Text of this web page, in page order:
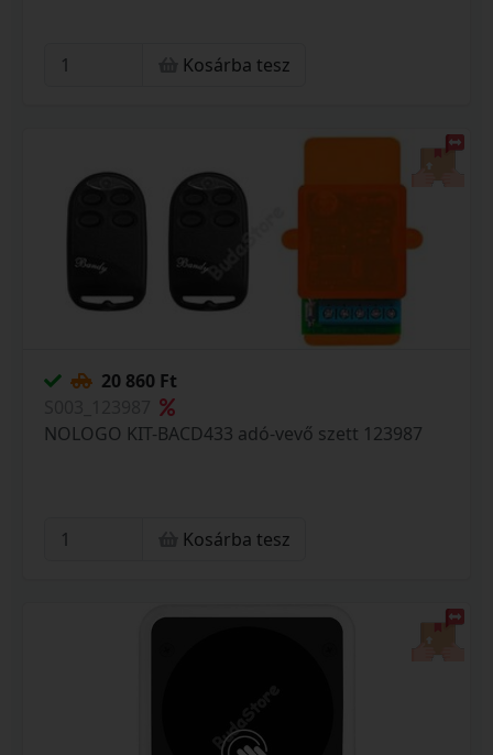
Kosárba tesz
20 860 Ft
NOLOGO KIT-BACD433 adó-vevő szett 123987
Kosárba tesz